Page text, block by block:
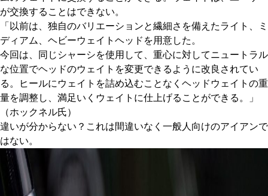
が交換することはできない。
「以前は、独自のバリエーションと繊細さを備えたライト、ミ
ディアム、ヘビーウェイトヘッドを用意した。
今回は、同じシャーシを使用して、重心に対してニュートラル
な位置でヘッドのウェイトを変更できるように改良されてい
る。ヒールにウェイトを詰め込むことなくヘッドウェイトの重
量を調整し、満足いくウェイトに仕上げることができる。」
（ホックネル氏）
違いが分からない？これは間違いなく一般人向けのアイアンで
はない。